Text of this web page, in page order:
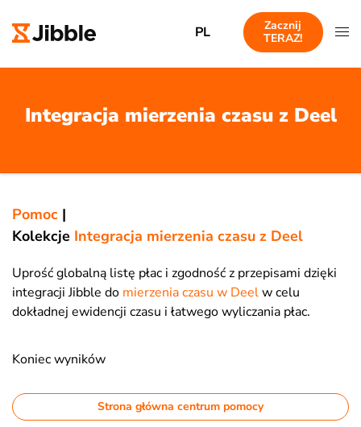
PL
Zacznij
TERAZ!
Integracja mierzenia czasu z Deel
Pomoc |
Kolekcje Integracja mierzenia czasu z Deel
Uprość globalną listę płac i zgodność z przepisami dzięki
integracji Jibble do mierzenia czasu w Deelw celu
dokładnej ewidencji czasu i łatwego wyliczania płac.
Koniec wyników
Strona główna centrum pomocy